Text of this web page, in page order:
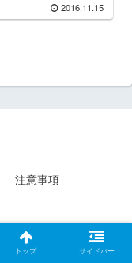
2016.11.15
注意事項
トップ サイドバー